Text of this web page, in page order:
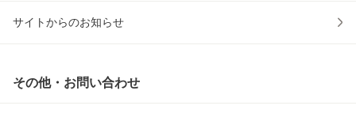
サイトからのお知らせ
その他・お問い合わせ